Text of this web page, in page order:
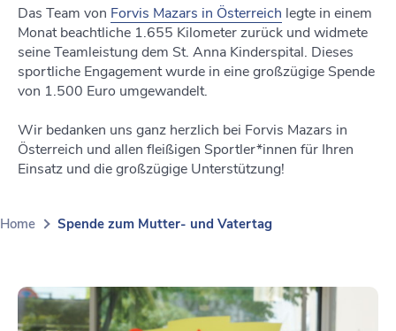
Das Team von Forvis Mazars in Österreich legte in einem
Monat beachtliche 1.655 Kilometer zurück und widmete
seine Teamleistung dem St. Anna Kinderspital. Dieses
sportliche Engagement wurde in eine großzügige Spende
von 1.500 Euro umgewandelt.
Wir bedanken uns ganz herzlich bei Forvis Mazars in
Österreich und allen fleißigen Sportler*innen für Ihren
Einsatz und die großzügige Unterstützung!
Home Spende zum Mutter- und Vatertag